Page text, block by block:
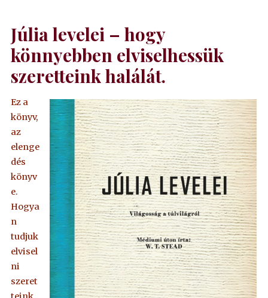
Júlia levelei – hogy
könnyebben elviselhessük
szeretteink halálát.
Ez a
könyv,
az
elenge
dés
könyv
e.
Hogya
n
tudjuk
elvisel
ni
szeret
teink